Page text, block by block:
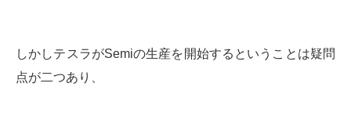
しかしテスラがSemiの生産を開始するということは疑問
点が二つあり、